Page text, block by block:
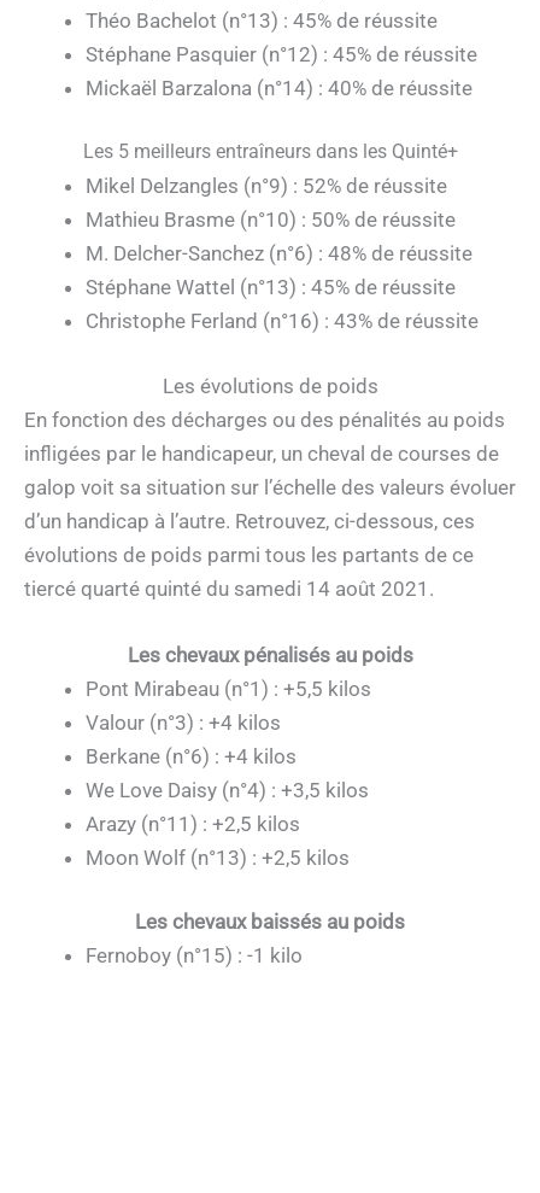
Théo Bachelot (n°13) : 45% de réussite
Stéphane Pasquier (n°12) : 45% de réussite
Mickaël Barzalona (n°14) : 40% de réussite
Les 5 meilleurs entraîneurs dans les Quinté+
Mikel Delzangles (n°9) : 52% de réussite
Mathieu Brasme (n°10) : 50% de réussite
M. Delcher-Sanchez (n°6) : 48% de réussite
Stéphane Wattel (n°13) : 45% de réussite
Christophe Ferland (n°16) : 43% de réussite
Les évolutions de poids
En fonction des décharges ou des pénalités au poids
infligées par le handicapeur, un cheval de courses de
galop voit sa situation sur l’échelle des valeurs évoluer
d’un handicap à l’autre. Retrouvez, ci-dessous, ces
évolutions de poids parmi tous les partants de ce
tiercé quarté quinté du samedi 14 août 2021.
Les chevaux pénalisés au poids
Pont Mirabeau (n°1) : +5,5 kilos
Valour (n°3) : +4 kilos
Berkane (n°6) : +4 kilos
We Love Daisy (n°4) : +3,5 kilos
Arazy (n°11) : +2,5 kilos
Moon Wolf (n°13) : +2,5 kilos
Les chevaux baissés au poids
Fernoboy (n°15) : -1 kilo